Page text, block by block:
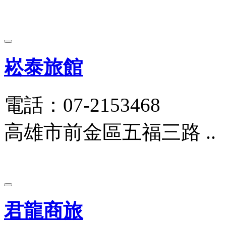
崧泰旅館
電話：07-2153468
高雄市前金區五福三路 ..
君龍商旅